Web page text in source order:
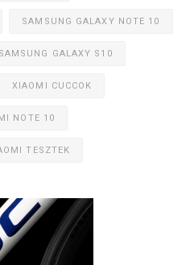
SAMSUNG GALAXY NOTE 10
SAMSUNG GALAXY S10
XIAOMI CUCCOK
NOTE 10
TESZTEK